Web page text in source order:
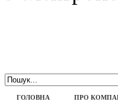
ГОЛОВНА ПРО